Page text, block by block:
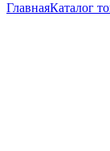
ГлавнаяКаталог